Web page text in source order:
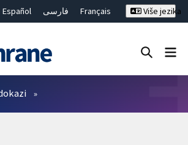
Español فارسی
Français
Više jezika